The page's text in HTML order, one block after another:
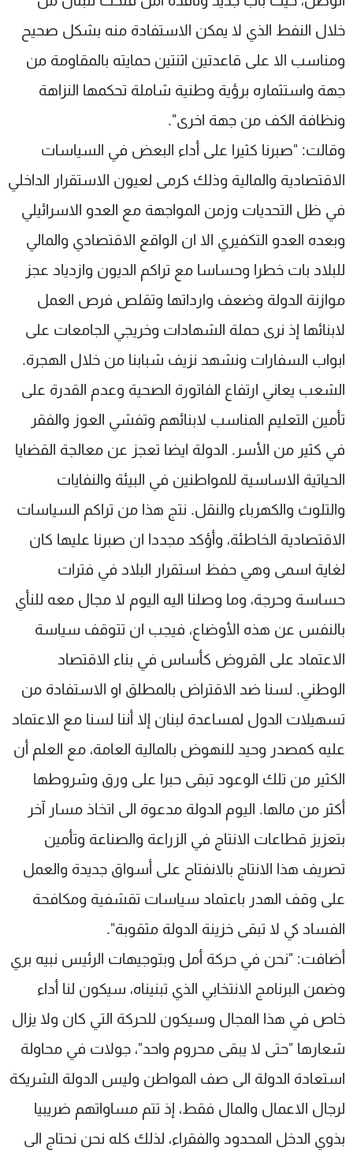
خلال النفط الذي لا يمكن الاستفادة منه بشكل صحيح
ومناسب الا على قاعدتين اثنتين حمايته بالمقاومة من
جهة واستثماره برؤية وطنية شاملة تحكمها النزاهة
ونظافة الكف من جهة اخرى".
وقالت: "صبرنا كثيرا على أداء البعض في السياسات
الاقتصادية والمالية وذلك كرمى لعيون الاستقرار الداخلي
في ظل التحديات وزمن المواجهة مع العدو الاسرائيلي
وبعده العدو التكفيري الا ان الواقع الاقتصادي والمالي
للبلاد بات خطرا وحساسا مع تراكم الديون وازدياد عجز
موازنة الدولة وضعف وارداتها وتقلص فرص العمل
لابنائها إذ نرى حملة الشهادات وخريجي الجامعات على
ابواب السفارات ونشهد نزيف شبابنا من خلال الهجرة.
الشعب يعاني ارتفاع الفاتورة الصحية وعدم القدرة على
تأمين التعليم المناسب لابنائهم وتفشي العوز والفقر
في كثير من الأسر. الدولة ايضا تعجز عن معالجة القضايا
الحياتية الاساسية للمواطنين في البيئة والنفايات
والتلوث والكهرباء والنقل. نتج هذا من تراكم السياسات
الاقتصادية الخاطئة، وأؤكد مجددا ان صبرنا عليها كان
لغاية اسمى وهي حفظ استقرار البلاد في فترات
حساسة وحرجة، وما وصلنا اليه اليوم لا مجال معه للنأي
بالنفس عن هذه الأوضاع، فيجب ان تتوقف سياسة
الاعتماد على القروض كأساس في بناء الاقتصاد
الوطني. لسنا ضد الاقتراض بالمطلق او الاستفادة من
تسهيلات الدول لمساعدة لبنان إلا أننا لسنا مع الاعتماد
عليه كمصدر وحيد للنهوض بالمالية العامة، مع العلم أن
الكثير من تلك الوعود تبقى حبرا على ورق وشروطها
أكثر من مالها. اليوم الدولة مدعوة الى اتخاذ مسار آخر
بتعزيز قطاعات الانتاج في الزراعة والصناعة وتأمين
تصريف هذا الانتاج بالانفتاح على أسواق جديدة والعمل
على وقف الهدر باعتماد سياسات تقشفية ومكافحة
الفساد كي لا تبقى خزينة الدولة مثقوبة".
أضافت: "نحن في حركة أمل وبتوجيهات الرئيس نبيه بري
وضمن البرنامج الانتخابي الذي تبنيناه، سيكون لنا أداء
خاص في هذا المجال وسيكون للحركة التي كان ولا يزال
شعارها "حتى لا يبقى محروم واحد"، جولات في محاولة
استعادة الدولة الى صف المواطن وليس الدولة الشريكة
لرجال الاعمال والمال فقط، إذ تتم مساواتهم ضريبيا
بذوي الدخل المحدود والفقراء، لذلك كله نحن نحتاج الى